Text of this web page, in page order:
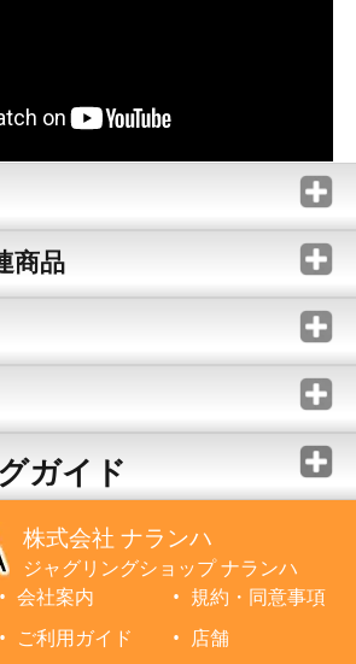
商品
ガイド
株式会社 ナランハ
ジャグリングショップ ナランハ
会社案内
規約・同意事項
ご利用ガイド 店舗